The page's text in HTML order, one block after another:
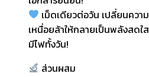
เม็ดเดียวต่อวัน เปลี่ยนความ
เหนื่อยล้าให้กลายเป็นพลังสดใส
มีไฟทั้งวัน!
ส่วนผสม